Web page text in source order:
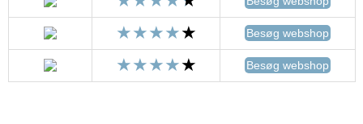
Besøg webshop
Besøg webshop